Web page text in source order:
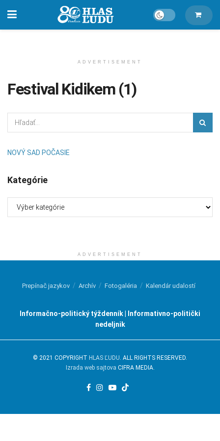
ADVERTISEMENT
Festival Kidikem (1)
NOVÝ SAD POČASIE
Kategórie
ADVERTISEMENT
Prepínač jazykov Archív Fotogaléria Kalendár udalostí
Informačno-politický týždenník | Informativno-politički
nedeljnik
© 2021 COPYRIGHT HLAS ĽUDU. ALL RIGHTS RESERVED.
Izrada web sajtova CIFRA MEDIA.